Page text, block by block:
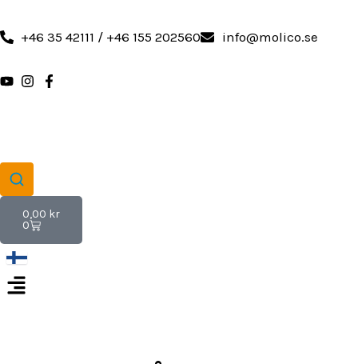
till +46 35 42111 / +46 155 202560 info@molico.se
0,00 kr
0
Varukorg